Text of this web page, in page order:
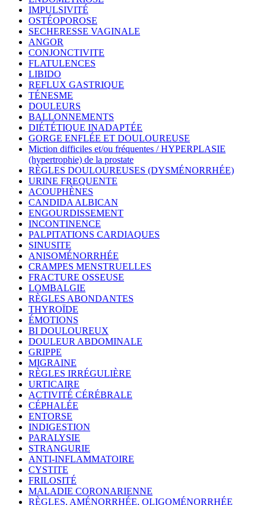
IMPULSIVITÉ
OSTÉOPOROSE
SECHERESSE VAGINALE
ANGOR
CONJONCTIVITE
FLATULENCES
LIBIDO
REFLUX GASTRIQUE
TÉNESME
DOULEURS
BALLONNEMENTS
DIÉTÉTIQUE INADAPTÉE
GORGE ENFLÉE ET DOULOUREUSE
Miction difficiles et/ou fréquentes / HYPERPLASIE
(hypertrophie) de la prostate
RÈGLES DOULOUREUSES (DYSMÉNORRHÉE)
URINE FREQUENTE
ACOUPHÈNES
CANDIDA ALBICAN
ENGOURDISSEMENT
INCONTINENCE
PALPITATIONS CARDIAQUES
SINUSITE
ANISOMÉNORRHÉE
CRAMPES MENSTRUELLES
FRACTURE OSSEUSE
LOMBALGIE
RÈGLES ABONDANTES
THYROÏDE
ÉMOTIONS
BI DOULOUREUX
DOULEUR ABDOMINALE
GRIPPE
MIGRAINE
RÈGLES IRRÉGULIÈRE
URTICAIRE
ACTIVITÉ CÉRÉBRALE
CÉPHALÉE
ENTORSE
INDIGESTION
PARALYSIE
STRANGURIE
ANTI-INFLAMMATOIRE
CYSTITE
FRILOSITÉ
MALADIE CORONARIENNE
RÈGLES, AMÉNORRHÉE, OLIGOMÉNORRHÉE